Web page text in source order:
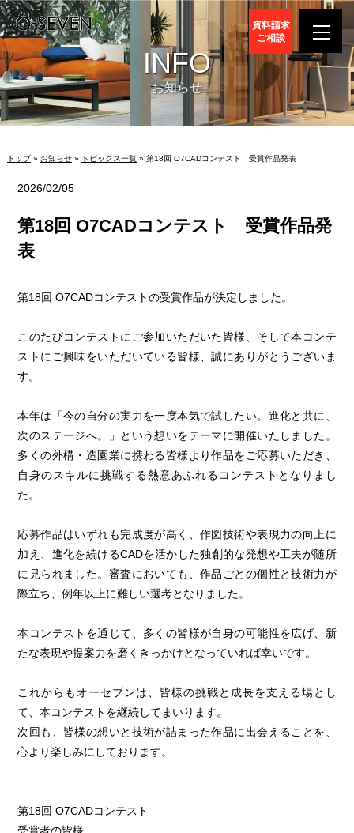
資料請求
ご相談
INFO
お知らせ
トップ» お知らせ» トピックス一覧» 第18回 O7CADコンテスト 受賞作品発表
2026/02/05
第18回 O7CADコンテスト 受賞作品発
表
第18回 O7CADコンテストの受賞作品が決定しました。
このたびコンテストにご参加いただいた皆様、そして本コンテ
ストにご興味をいただいている皆様、誠にありがとうございま
す。
本年は「今の自分の実力を一度本気で試したい。進化と共に、
次のステージへ。」という想いをテーマに開催いたしました。
多くの外構・造園業に携わる皆様より作品をご応募いただき、
自身のスキルに挑戦する熱意あふれるコンテストとなりまし
た。
応募作品はいずれも完成度が高く、作図技術や表現力の向上に
加え、進化を続けるCADを活かした独創的な発想や工夫が随所
に見られました。審査においても、作品ごとの個性と技術力が
際立ち、例年以上に難しい選考となりました。
本コンテストを通じて、多くの皆様が自身の可能性を広げ、新
たな表現や提案力を磨くきっかけとなっていれば幸いです。
これからもオーセブンは、皆様の挑戦と成長を支える場とし
て、本コンテストを継続してまいります。
次回も、皆様の想いと技術が詰まった作品に出会えることを、
心より楽しみにしております。
第18回 O7CADコンテスト